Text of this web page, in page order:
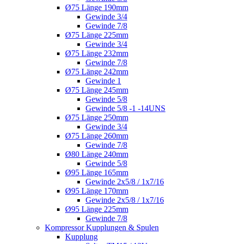
Ø75 Länge 190mm
Gewinde 3/4
Gewinde 7/8
Ø75 Länge 225mm
Gewinde 3/4
Ø75 Länge 232mm
Gewinde 7/8
Ø75 Länge 242mm
Gewinde 1
Ø75 Länge 245mm
Gewinde 5/8
Gewinde 5/8 -1 -14UNS
Ø75 Länge 250mm
Gewinde 3/4
Ø75 Länge 260mm
Gewinde 7/8
Ø80 Länge 240mm
Gewinde 5/8
Ø95 Länge 165mm
Gewinde 2x5/8 / 1x7/16
Ø95 Länge 170mm
Gewinde 2x5/8 / 1x7/16
Ø95 Länge 225mm
Gewinde 7/8
Kompressor Kupplungen & Spulen
Kupplung